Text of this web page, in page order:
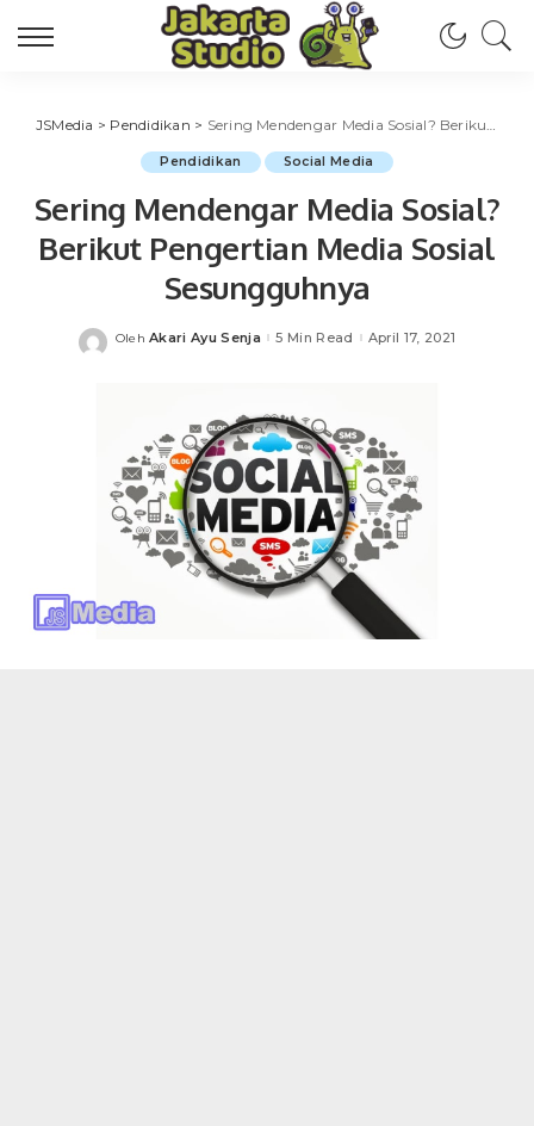
JSMedia > Pendidikan > Sering Mendengar Media Sosial? Berikut Pengertian Media Sosial Sesungguhnya
Pendidikan Social Media
Sering Mendengar Media Sosial?
Berikut Pengertian Media Sosial
Sesungguhnya
Posted
Oleh Akari Ayu Senja 5 Min Read April 17, 2021